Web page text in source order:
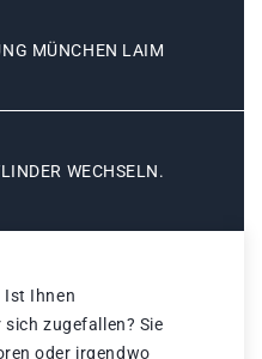
MÜNCHEN LAIM
WECHSELN.
Ist Ihnen
zugefallen? Sie
oder irgendwo